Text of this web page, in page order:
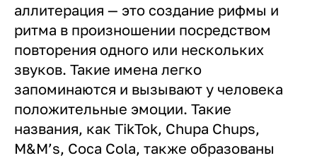
аллитерация — это создание рифмы и
ритма в произношении посредством
повторения одного или нескольких
звуков. Такие имена легко
запоминаются и вызывают у человека
положительные эмоции. Такие
названия, как TikTok, Chupa Chups,
M&M’s, Coca Cola, также образованы